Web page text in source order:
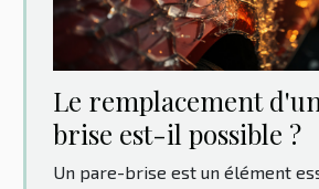
Le remplacement
brise est-il possible ?
Un pare-brise est un élément